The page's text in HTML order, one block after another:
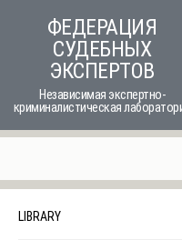
ФЕДЕРАЦИЯ
СУДЕБНЫХ
ЭКСПЕРТОВ
Независимая экспертно-
криминалистическая
LIBRARY